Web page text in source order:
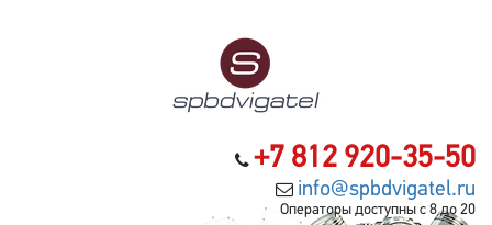
+7 812 920-35-50
info@spbdvigatel.ru
Операторы доступны с 8 до 20